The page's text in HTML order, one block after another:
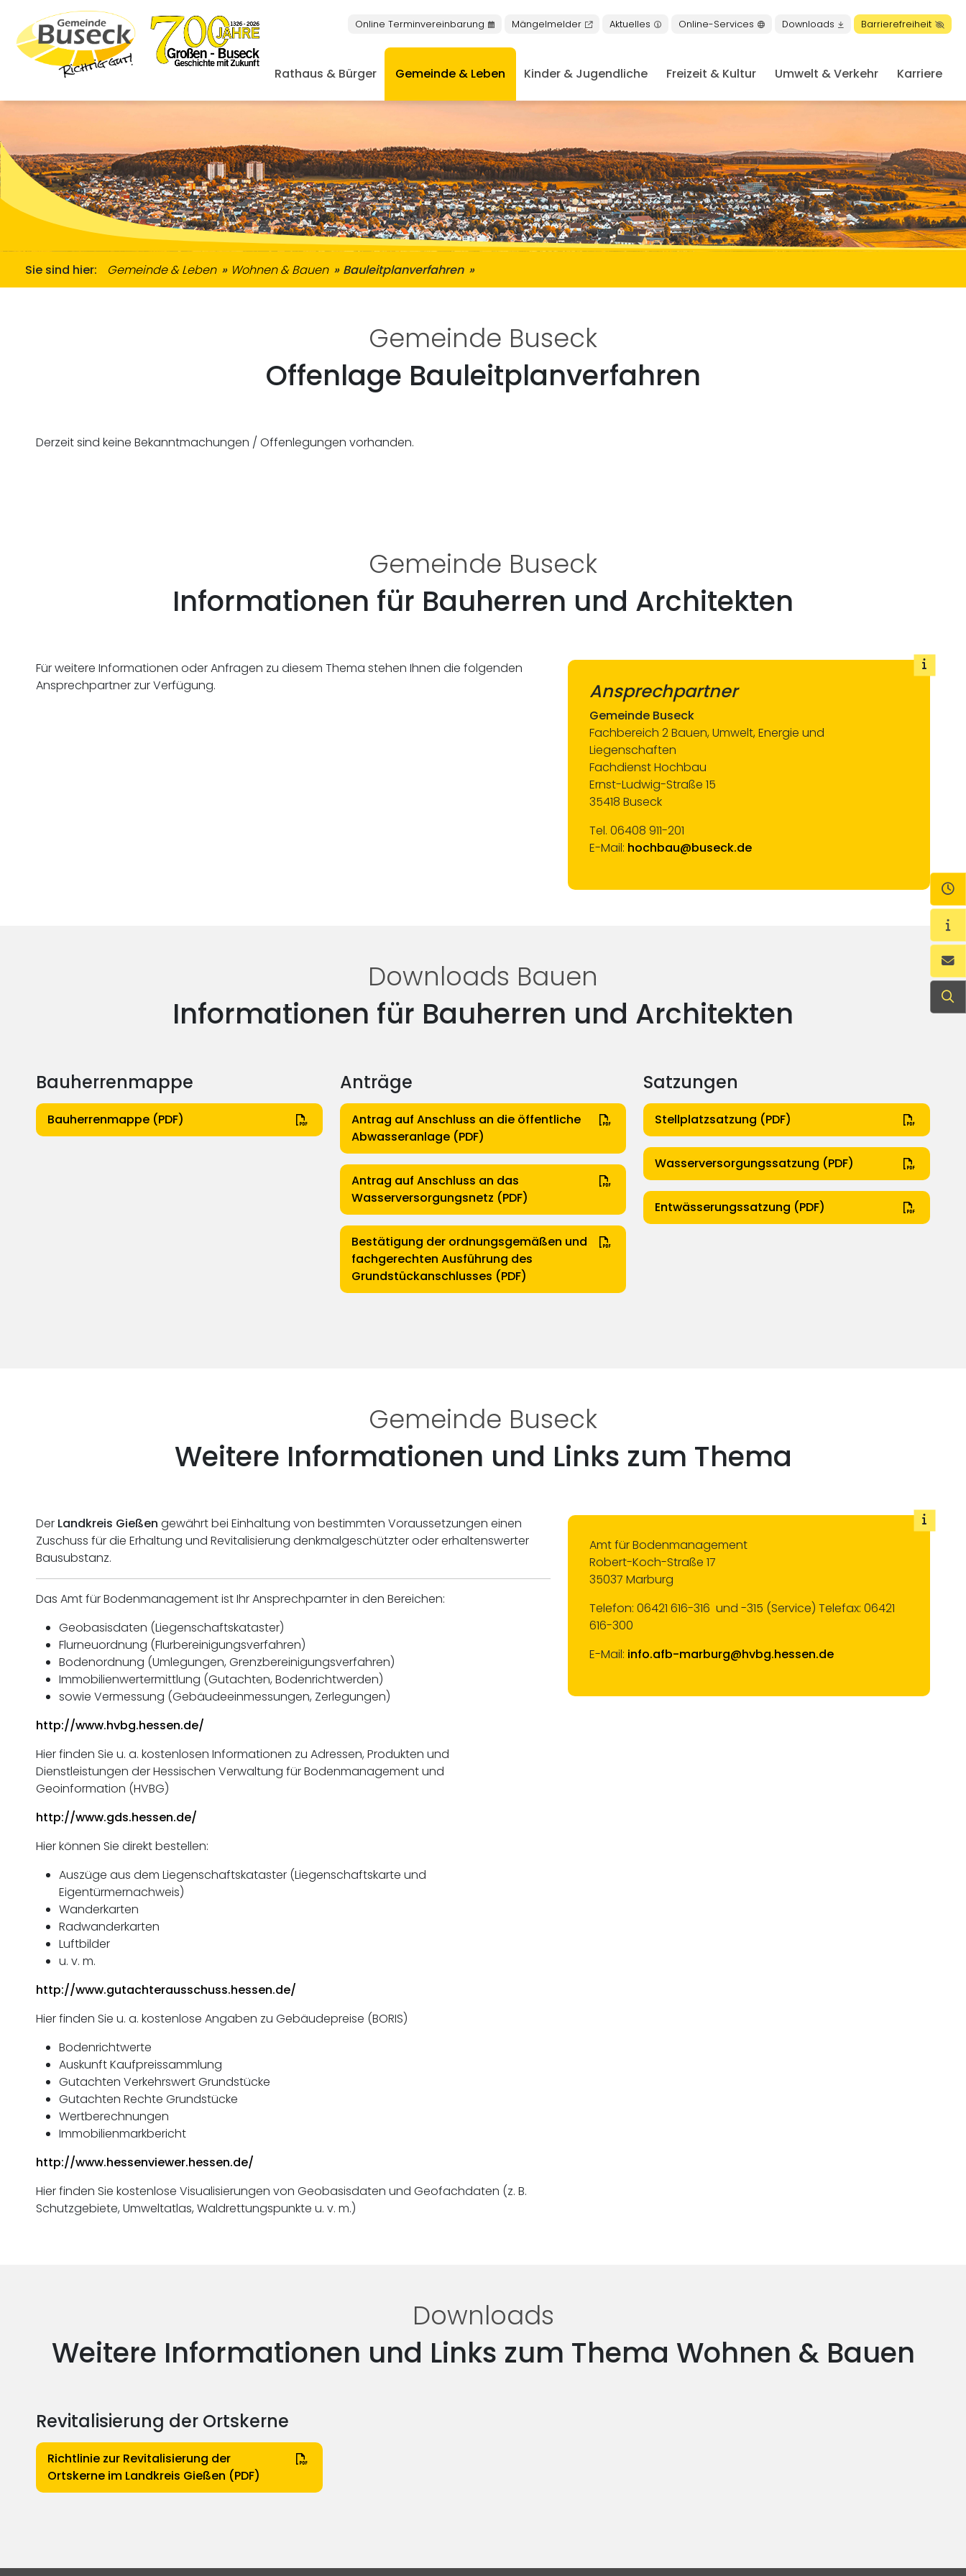
Rathaus & Bürger Gemeinde & Leben Kinder & Jugendliche Freizeit & Kultur Umwelt & Verkehr Karriere
Online Terminvereinbarung Mängelmelder Aktuelles Online-Services Downloads Barrierefreiheit
Sie sind hier: Gemeinde & Leben Wohnen & Bauen Bauleitplanverfahren
Gemeinde Buseck
Offenlage Bauleitplanverfahren
Derzeit sind keine Bekanntmachungen / Offenlegungen vorhanden.
Gemeinde Buseck
Informationen für Bauherren und Architekten
Für weitere Informationen oder Anfragen zu diesem Thema stehen Ihnen die folgenden
Ansprechpartner zur Verfügung.
Ansprechpartner
Gemeinde Buseck
Fachbereich 2 Bauen, Umwelt, Energie und
Liegenschaften
Fachdienst Hochbau
Ernst-Ludwig-Straße 15
35418 Buseck
Tel. 06408 911-201
E-Mail: hochbau@buseck.de
Downloads Bauen
Informationen für Bauherren und Architekten
Bauherrenmappe
Bauherrenmappe (PDF)
Anträge
Antrag auf Anschluss an die öffentliche
Abwasseranlage (PDF)
Antrag auf Anschluss an das
Wasserversorgungsnetz (PDF)
Bestätigung der ordnungsgemäßen und
fachgerechten Ausführung des
Grundstückanschlusses (PDF)
Satzungen
Stellplatzsatzung (PDF)
Wasserversorgungssatzung (PDF)
Entwässerungssatzung (PDF)
Gemeinde Buseck
Weitere Informationen und Links zum Thema
Der Landkreis Gießen gewährt bei Einhaltung von bestimmten Voraussetzungen einen
Zuschuss für die Erhaltung und Revitalisierung denkmalgeschützter oder erhaltenswerter
Bausubstanz.
Das Amt für Bodenmanagement ist Ihr Ansprechparnter in den Bereichen:
Geobasisdaten (Liegenschaftskataster)
Flurneuordnung (Flurbereinigungsverfahren)
Bodenordnung (Umlegungen, Grenzbereinigungsverfahren)
Immobilienwertermittlung (Gutachten, Bodenrichtwerden)
sowie Vermessung (Gebäudeeinmessungen, Zerlegungen)
http://www.hvbg.hessen.de/
Hier finden Sie u. a. kostenlosen Informationen zu Adressen, Produkten und
Dienstleistungen der Hessischen Verwaltung für Bodenmanagement und
Geoinformation (HVBG)
http://www.gds.hessen.de/
Hier können Sie direkt bestellen:
Auszüge aus dem Liegenschaftskataster (Liegenschaftskarte und
Eigentürmernachweis)
Wanderkarten
Radwanderkarten
Luftbilder
u. v. m.
http://www.gutachterausschuss.hessen.de/
Hier finden Sie u. a. kostenlose Angaben zu Gebäudepreise (BORIS)
Bodenrichtwerte
Auskunft Kaufpreissammlung
Gutachten Verkehrswert Grundstücke
Gutachten Rechte Grundstücke
Wertberechnungen
Immobilienmarkbericht
http://www.hessenviewer.hessen.de/
Hier finden Sie kostenlose Visualisierungen von Geobasisdaten und Geofachdaten (z. B.
Schutzgebiete, Umweltatlas, Waldrettungspunkte u. v. m.)
Amt für Bodenmanagement
Robert-Koch-Straße 17
35037 Marburg
Telefon: 06421 616-316 und -315 (Service) Telefax: 06421
616-300
E-Mail: info.afb-marburg@hvbg.hessen.de
Downloads
Weitere Informationen und Links zum Thema Wohnen & Bauen
Revitalisierung der Ortskerne
Richtlinie zur Revitalisierung der
Ortskerne im Landkreis Gießen (PDF)